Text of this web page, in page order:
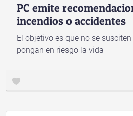
PC emite
incendios o accidentes
El objetivo es que no se
pongan en riesgo la vida